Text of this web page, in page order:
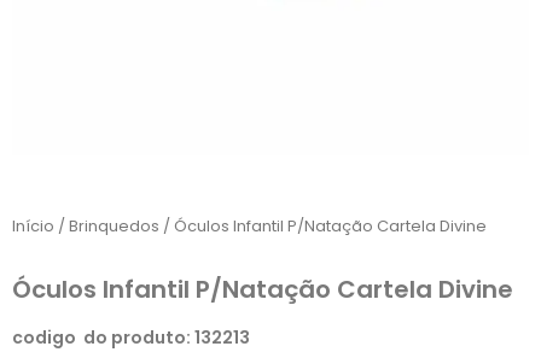
Início / Brinquedos / Óculos Infantil P/Natação Cartela Divine
Óculos Infantil P/Natação Cartela Divine
codigo do produto: 132213